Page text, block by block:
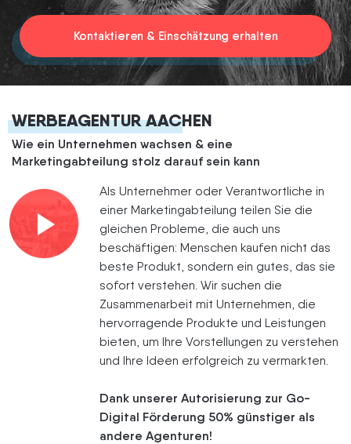
Kontaktieren & Einschätzung erhalten
WERBEAGENTUR AACHEN
Wie ein Unternehmen wachsen & eine
Marketingabteilung stolz darauf sein kann
Als Unternehmer oder Verantwortliche in
einer Marketingabteilung teilen Sie die
gleichen Probleme, die auch uns
beschäftigen: Menschen kaufen nicht das
beste Produkt, sondern ein gutes, das sie
sofort verstehen. Wir suchen die
Zusammenarbeit mit Unternehmen, die
hervorragende Produkte und Leistungen
bieten, um Ihre Vorstellungen zu verstehen
und Ihre Ideen erfolgreich zu vermarkten.
Dank unserer Autorisierung zur Go-
Digital Förderung 50% günstiger als
andere Agenturen!